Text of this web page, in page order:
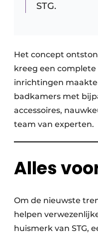
STG.
Het concept
kreeg een
inrichtingen
badkamers met
accessoires,
team van experten.
Alles
Om de nieuwste
helpen
huismerk van STG,